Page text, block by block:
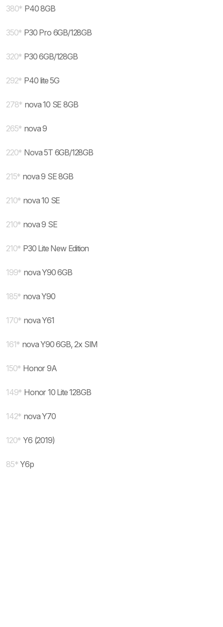
380* P40 8GB
350* P30 Pro 6GB/128GB
320* P30 6GB/128GB
292* P40 lite 5G
278* nova 10 SE 8GB
265* nova 9
220* Nova 5T 6GB/128GB
215* nova 9 SE 8GB
210* nova 10 SE
210* nova 9 SE
210* P30 Lite New Edition
199* nova Y90 6GB
185* nova Y90
170* nova Y61
161* nova Y90 6GB, 2x SIM
150* Honor 9A
149* Honor 10 Lite 128GB
142* nova Y70
120* Y6 (2019)
85* Y6p